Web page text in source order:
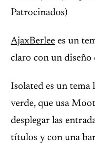
Patrocinados)
AjaxBerlee es un
claro con un diseño
Isolated es un
verde, que usa
desplegar las
títulos y con una